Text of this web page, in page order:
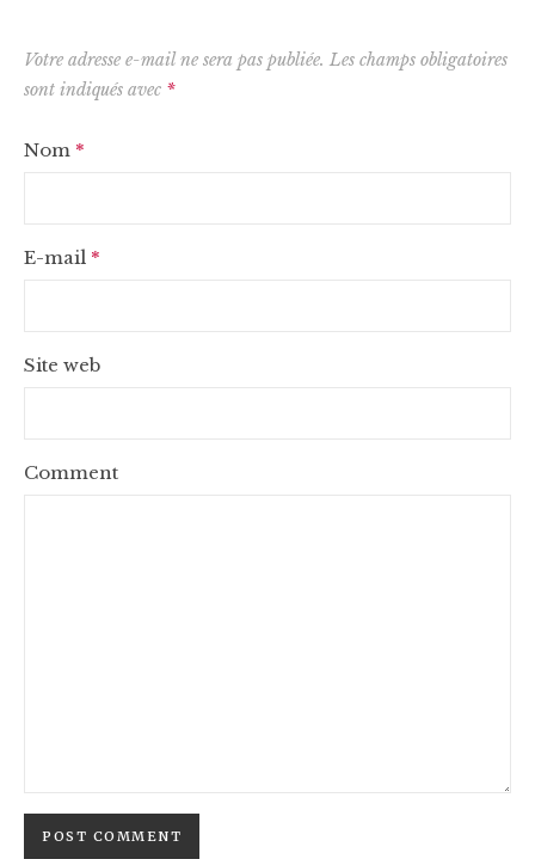
Votre adresse e-mail ne sera pas publiée. Les champs obligatoires
sont indiqués avec *
Nom *
E-mail *
Site web
Comment